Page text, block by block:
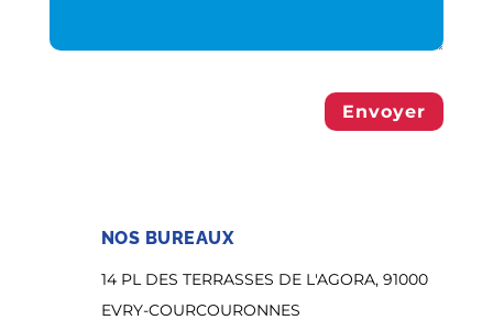
Envoyer
NOS BUREAUX
14 PL DES TERRASSES DE L'AGORA, 91000
EVRY-COURCOURONNES